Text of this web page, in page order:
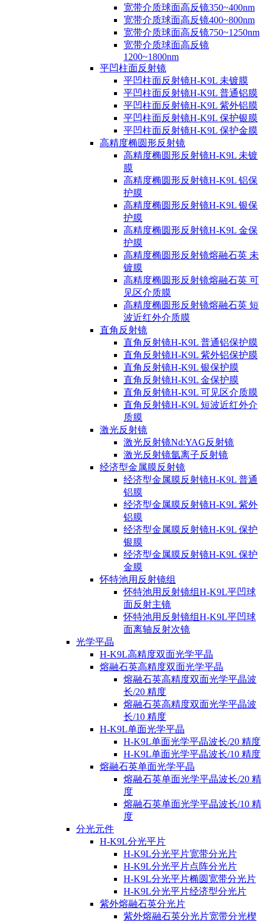
宽带介质球面高反镜350~400nm
宽带介质球面高反镜400~800nm
宽带介质球面高反镜750~1250nm
宽带介质球面高反镜
1200~1800nm
平凹柱面反射镜
平凹柱面反射镜H-K9L 未镀膜
平凹柱面反射镜H-K9L 普通铝膜
平凹柱面反射镜H-K9L 紫外铝膜
平凹柱面反射镜H-K9L 保护银膜
平凹柱面反射镜H-K9L 保护金膜
高精度椭圆形反射镜
高精度椭圆形反射镜H-K9L 未镀
膜
高精度椭圆形反射镜H-K9L 铝保
护膜
高精度椭圆形反射镜H-K9L 银保
护膜
高精度椭圆形反射镜H-K9L 金保
护膜
高精度椭圆形反射镜熔融石英 未
镀膜
高精度椭圆形反射镜熔融石英 可
见区介质膜
高精度椭圆形反射镜熔融石英 短
波近红外介质膜
直角反射镜
直角反射镜H-K9L 普通铝保护膜
直角反射镜H-K9L 紫外铝保护膜
直角反射镜H-K9L 银保护膜
直角反射镜H-K9L 金保护膜
直角反射镜H-K9L 可见区介质膜
直角反射镜H-K9L 短波近红外介
质膜
激光反射镜
激光反射镜Nd:YAG反射镜
激光反射镜氩离子反射镜
经济型金属膜反射镜
经济型金属膜反射镜H-K9L 普通
铝膜
经济型金属膜反射镜H-K9L 紫外
铝膜
经济型金属膜反射镜H-K9L 保护
银膜
经济型金属膜反射镜H-K9L 保护
金膜
怀特池用反射镜组
怀特池用反射镜组H-K9L平凹球
面反射主镜
怀特池用反射镜组H-K9L平凹球
面离轴反射次镜
光学平晶
H-K9L高精度双面光学平晶
熔融石英高精度双面光学平晶
熔融石英高精度双面光学平晶波
长/20 精度
熔融石英高精度双面光学平晶波
长/10 精度
H-K9L单面光学平晶
H-K9L单面光学平晶波长/20 精度
H-K9L单面光学平晶波长/10 精度
熔融石英单面光学平晶
熔融石英单面光学平晶波长/20 精
度
熔融石英单面光学平晶波长/10 精
度
分光元件
H-K9L分光平片
H-K9L分光平片宽带分光片
H-K9L分光平片点阵分光片
H-K9L分光平片椭圆宽带分光片
H-K9L分光平片经济型分光片
紫外熔融石英分光片
紫外熔融石英分光片宽带分光楔